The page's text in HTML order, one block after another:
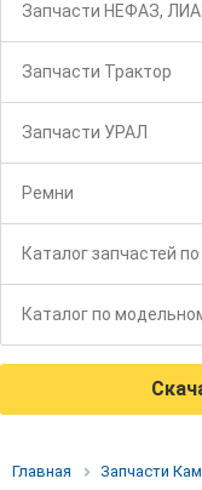
Запчасти НЕФАЗ,
Запчасти Трактор
Запчасти УРАЛ
Ремни
Каталог запчастей
Каталог по
Главная Запчасти